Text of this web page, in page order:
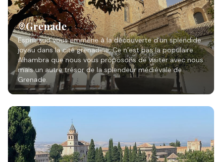
Grenade
Esprit sud vous emmène à la découverte d’un splendide
joyau dans la cité grenadine. Ce n’est pas la populaire
Alhambra que nous vous proposons de visiter avec nous
mais un autre trésor de la splendeur médiévale de
Grenade.